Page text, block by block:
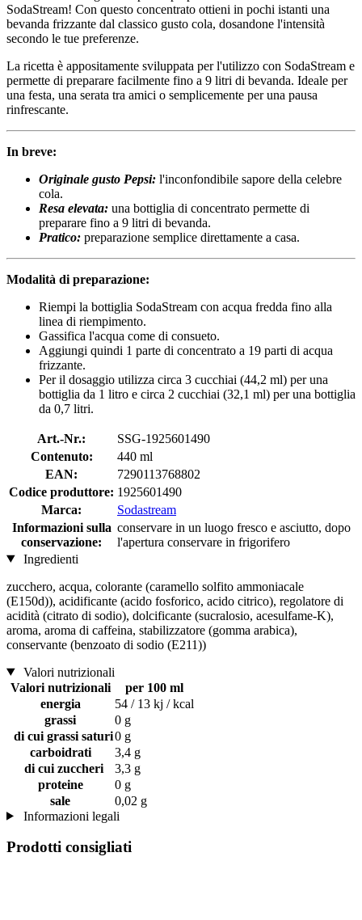
SodaStream! Con questo concentrato ottieni in pochi istanti una
bevanda frizzante dal classico gusto cola, dosandone l'intensità
secondo le tue preferenze.
La ricetta è appositamente sviluppata per l'utilizzo con SodaStream e
permette di preparare facilmente fino a 9 litri di bevanda. Ideale per
una festa, una serata tra amici o semplicemente per una pausa
rinfrescante.
In breve:
Originale gusto Pepsi: l'inconfondibile sapore della celebre
cola.
Resa elevata: una bottiglia di concentrato permette di
preparare fino a 9 litri di bevanda.
Pratico: preparazione semplice direttamente a casa.
Modalità di preparazione:
Riempi la bottiglia SodaStream con acqua fredda fino alla
linea di riempimento.
Gassifica l'acqua come di consueto.
Aggiungi quindi 1 parte di concentrato a 19 parti di acqua
frizzante.
Per il dosaggio utilizza circa 3 cucchiai (44,2 ml) per una
bottiglia da 1 litro e circa 2 cucchiai (32,1 ml) per una bottiglia
da 0,7 litri.
Art.-Nr.:
SSG-1925601490
Contenuto:
440 ml
EAN:
7290113768802
Codice produttore: 1925601490
Marca:
Sodastream
Informazioni sulla
conservazione:
conservare in un luogo fresco e asciutto, dopo
l'apertura conservare in frigorifero
Ingredienti
zucchero, acqua, colorante (caramello solfito ammoniacale
(E150d)), acidificante (acido fosforico, acido citrico), regolatore di
acidità (citrato di sodio), dolcificante (sucralosio, acesulfame-K),
aroma, aroma di caffeina, stabilizzatore (gomma arabica),
conservante (benzoato di sodio (E211))
Valori nutrizionali
Valori nutrizionali
per 100 ml
energia
54 / 13 kj / kcal
grassi
0 g
di cui grassi saturi0 g
carboidrati
3,4 g
di cui zuccheri
3,3 g
proteine
0 g
sale
0,02 g
Informazioni legali
Prodotti consigliati